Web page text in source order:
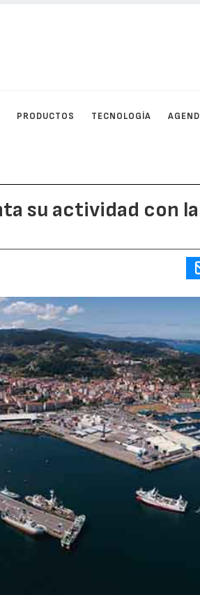
PRODUCTOS TECNOLOGÍA
su actividad con